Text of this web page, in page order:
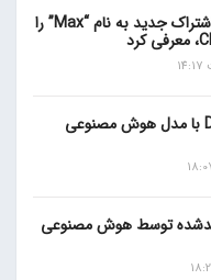
آنتروپیک امروز یک طرح اشتراک جدید به نام “Max” را
رقابت بایدو با DeepSeek با مدل هوش مصنوعی
توسط هوش مصنوعی